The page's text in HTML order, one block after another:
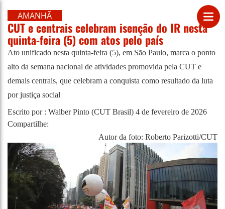
AMANHÃ
CUT e centrais celebram isenção do IR nesta
quinta-feira (5) com atos pelo país
Ato unificado nesta quinta-feira (5), em São Paulo, marca o ponto
alto da semana nacional de atividades promovida pela CUT e
demais centrais, que celebram a conquista como resultado da luta
por justiça social
Escrito por : Walber Pinto (CUT Brasil) 4 de fevereiro de 2026
Compartilhe:
Autor da foto: Roberto Parizotti/CUT